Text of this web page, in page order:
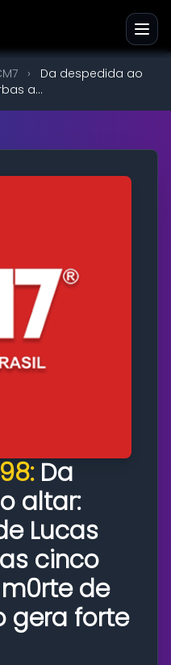
›
Da despedida ao
a...
Da
altar:
Lucas
cinco
de
gera forte